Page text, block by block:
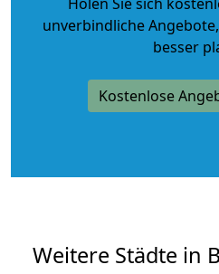
unverbindliche Angebote
besser
Kostenlose
Weitere Städte in